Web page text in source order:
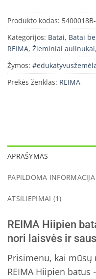
Produkto kodas:
Kategorijos: Batai, Batai
REIMA, Žieminiai aulinukai,
Žymos:
Prekės ženklas: REIMA
APRAŠYMAS
PAPILDOMA INFORMACIJA
ATSILIEPIMAI (1)
REIMA Hiipien
nori laisvės ir
Prisimenu, kai mūsų
REIMA Hiipien batus